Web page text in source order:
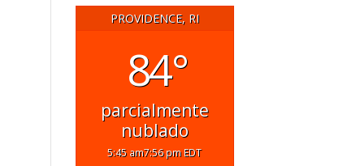
PROVIDENCE, RI
84°
parcialmente
nublado
5:45 am7:56 pm EDT